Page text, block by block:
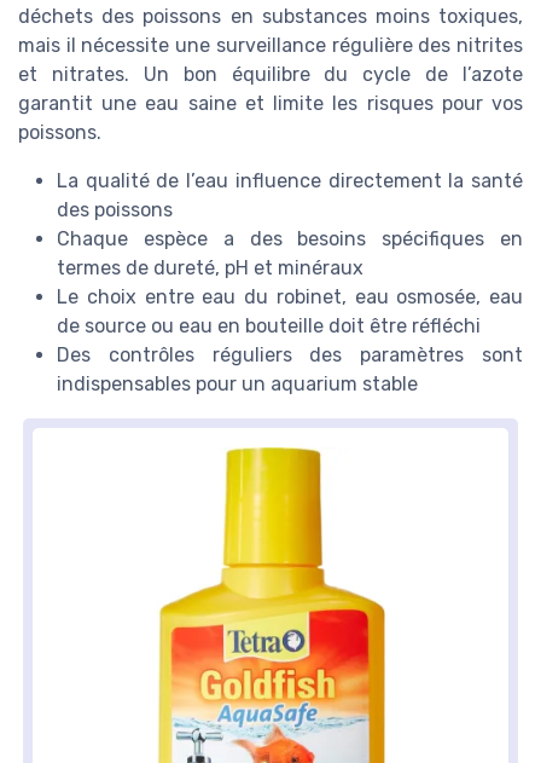
déchets des poissons en substances moins toxiques,
mais il nécessite une surveillance régulière des nitrites
et nitrates. Un bon équilibre du cycle de l’azote
garantit une eau saine et limite les risques pour vos
poissons.
La qualité de l’eau influence directement la santé
des poissons
Chaque espèce a des besoins spécifiques en
termes de dureté, pH et minéraux
Le choix entre eau du robinet, eau osmosée, eau
de source ou eau en bouteille doit être réfléchi
Des contrôles réguliers des paramètres sont
indispensables pour un aquarium stable